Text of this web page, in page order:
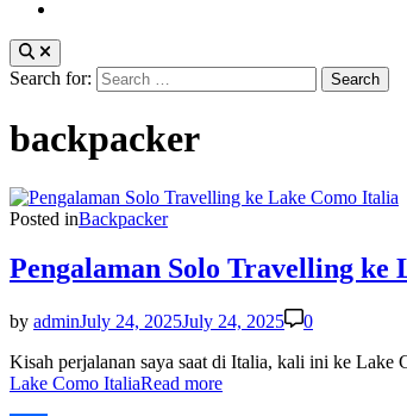
Search for:
backpacker
Posted inBackpacker
Pengalaman Solo Travelling ke
by adminJuly 24, 2025July 24, 2025
0
Kisah perjalanan saya saat di Italia, kali ini ke
Lake Como ItaliaRead more